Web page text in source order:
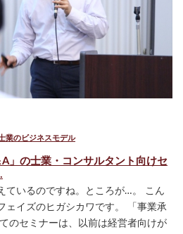
業のビジネスモデル
」の士業・コンサルタント向けセ
ているのですね。ところが…。 こん
ェイズのヒガシカワです。 「事業承
のセミナーは、以前は経営者向けが